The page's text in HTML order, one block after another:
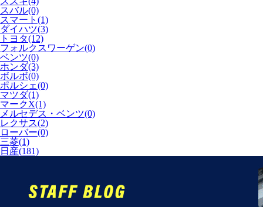
スバル(0)
スマート(1)
ダイハツ(3)
トヨタ(12)
フォルクスワーゲン(0)
ベンツ(0)
ホンダ(3)
ボルボ(0)
ポルシェ(0)
マツダ(1)
マークX(1)
メルセデス・ベンツ(0)
レクサス(2)
ローバー(0)
三菱(1)
日産(181)